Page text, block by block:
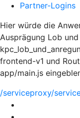
Partner-Logins
Hier würde die
Ausprägung Lob
frontend-v1 und
app/main.js
/serviceproxy/